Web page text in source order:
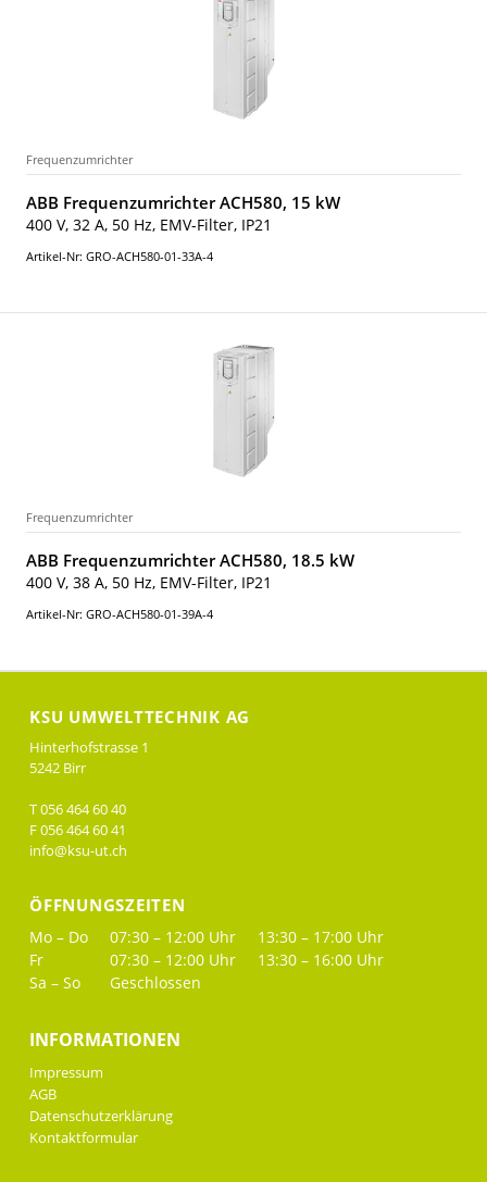
Frequenzumrichter
ABB Frequenzumrichter ACH580, 15 kW
400 V, 32 A, 50 Hz, EMV-Filter, IP21
Artikel-Nr: GRO-ACH580-01-33A-4
Frequenzumrichter
ABB Frequenzumrichter ACH580, 18.5 kW
400 V, 38 A, 50 Hz, EMV-Filter, IP21
Artikel-Nr: GRO-ACH580-01-39A-4
KSU UMWELTTECHNIK AG
Hinterhofstrasse 1
5242 Birr
T 056 464 60 40
F 056 464 60 41
info@ksu-ut.ch
ÖFFNUNGSZEITEN
Mo – Do 07:30 – 12:00 Uhr
13:30 – 17:00 Uhr
Fr
07:30 – 12:00 Uhr
13:30 – 16:00 Uhr
Sa – So
Geschlossen
INFORMATIONEN
Impressum
AGB
Datenschutzerklärung
Kontaktformular